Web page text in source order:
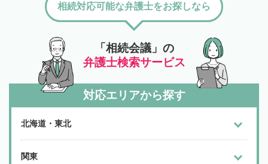
「相続会議」の
弁護士検索サービス
相続対応可能な弁護士をお探しなら
対応エリアから探す
北海道・東北
関東